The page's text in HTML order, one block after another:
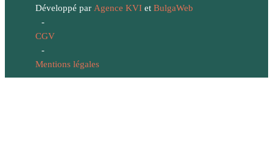
Développé par Agence KVIet BulgaWeb
-
CGV
-
Mentions légales